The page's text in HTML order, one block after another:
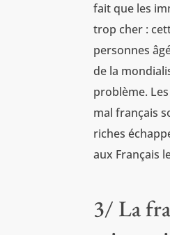
fait que les
trop cher :
personnes
de la
problème.
mal français
riches
aux Français
3/ La